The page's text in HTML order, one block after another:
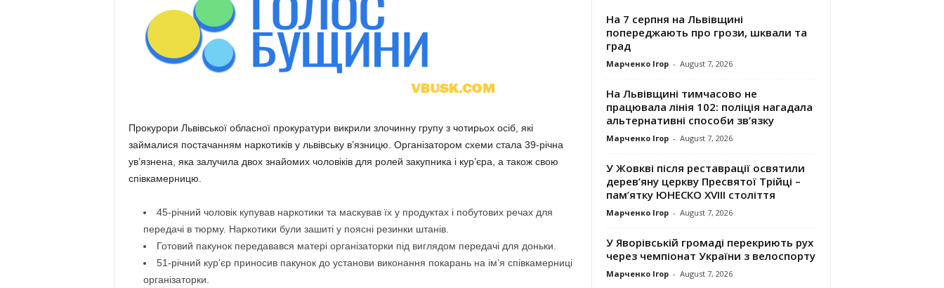
Прокурори Львівської обласної прокуратури викрили злочинну групу з чотирьох осіб, які
займалися постачанням наркотиків у львівську в’язницю. Організатором схеми стала 39-річна
ув’язнена, яка залучила двох знайомих чоловіків для ролей закупника і кур’єра, а також свою
співкамерницю.
45-річний чоловік купував наркотики та маскував їх у продуктах і побутових речах для
передачі в тюрму. Наркотики були зашиті у поясні резинки штанів.
Готовий пакунок передавався матері організаторки під виглядом передачі для доньки.
51-річний кур’єр приносив пакунок до установи виконання покарань на ім’я співкамерниці
організаторки.
На 7 серпня на Львівщині
попереджають про грози, шквали та
град
Марченко Ігор - August 7, 2026
На Львівщині тимчасово не
працювала лінія 102: поліція нагадала
альтернативні способи зв’язку
Марченко Ігор - August 7, 2026
У Жовкві після реставрації освятили
дерев’яну церкву Пресвятої Трійці –
пам’ятку ЮНЕСКО XVIII століття
Марченко Ігор - August 7, 2026
У Яворівській громаді перекриють рух
через чемпіонат України з велоспорту
Марченко Ігор - August 7, 2026